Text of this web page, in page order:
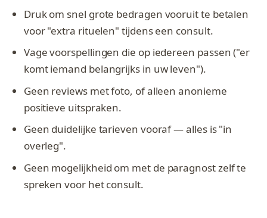
Druk om snel grote bedragen vooruit te betalen
voor "extra rituelen" tijdens een consult.
Vage voorspellingen die op iedereen passen ("er
komt iemand belangrijks in uw leven").
Geen reviews met foto, of alleen anonieme
positieve uitspraken.
Geen duidelijke tarieven vooraf — alles is "in
overleg".
Geen mogelijkheid om met de paragnost zelf te
spreken voor het consult.